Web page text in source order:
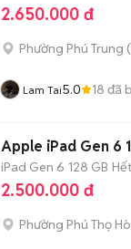
2.650.000 đ
Phường Phú Trung (
Lam Tai5.0 18 đã
Apple iPad Gen 6
iPad Gen 6 128 GB
2.500.000 đ
Phường Phú Thọ